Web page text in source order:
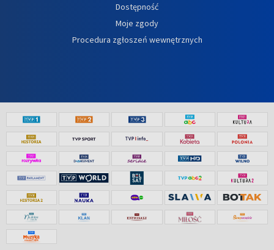
Dostępność
Moje zgody
Procedura zgłoszeń wewnętrznych